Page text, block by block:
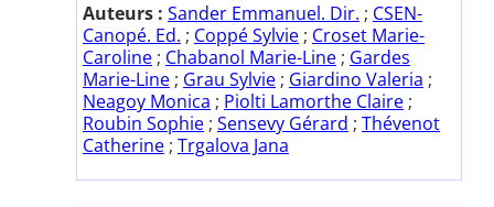
Auteurs : Sander Emmanuel. Dir. ; CSEN-
Canopé. Ed. ; Coppé Sylvie ; Croset Marie-
Caroline ; Chabanol Marie-Line ; Gardes
Marie-Line ; Grau Sylvie ; Giardino Valeria ;
Neagoy Monica ; Piolti Lamorthe Claire ;
Roubin Sophie ; Sensevy Gérard ; Thévenot
Catherine ; Trgalova Jana